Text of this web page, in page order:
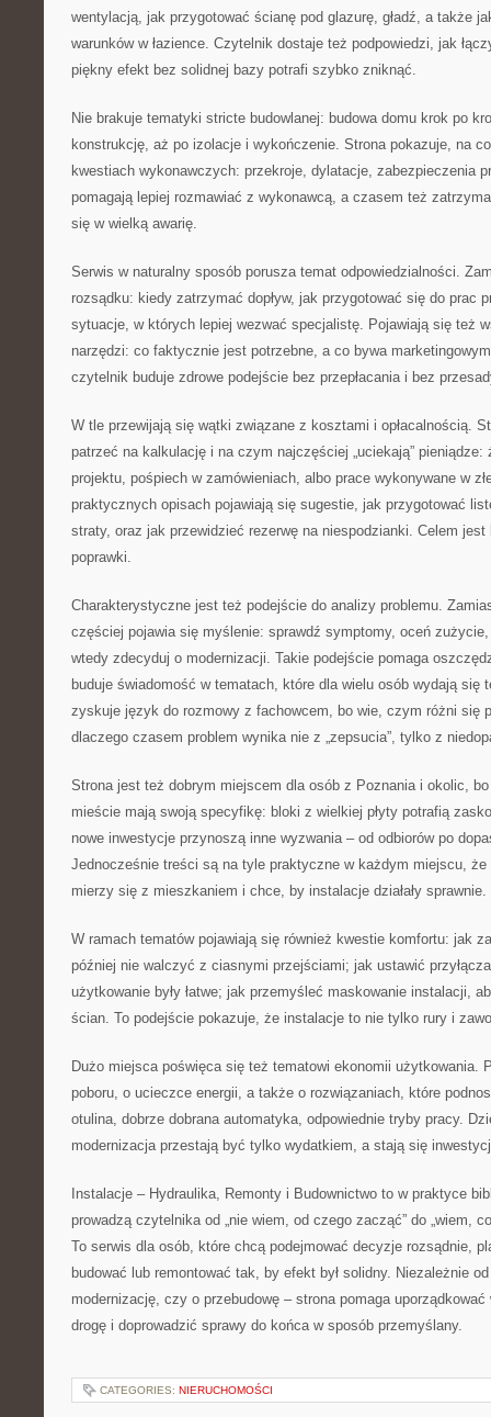
wentylacją, jak przygotować ścianę pod glazurę, gładź, a także
warunków w łazience. Czytelnik dostaje też podpowiedzi, jak
piękny efekt bez solidnej bazy potrafi szybko zniknąć.
Nie brakuje tematyki stricte budowlanej: budowa domu krok po
konstrukcję, aż po izolacje i wykończenie. Strona pokazuje, na
kwestiach wykonawczych: przekroje, dylatacje, zabezpieczenia
pomagają lepiej rozmawiać z wykonawcą, a czasem też
się w wielką awarię.
Serwis w naturalny sposób porusza temat odpowiedzialności.
rozsądku: kiedy zatrzymać dopływ, jak przygotować się do prac
sytuacje, w których lepiej wezwać specjalistę. Pojawiają się też
narzędzi: co faktycznie jest potrzebne, a co bywa
czytelnik buduje zdrowe podejście bez przepłacania i bez
W tle przewijają się wątki związane z kosztami i opłacalnością.
patrzeć na kalkulację i na czym najczęściej „uciekają” pieniądze:
projektu, pośpiech w zamówieniach, albo prace wykonywane w
praktycznych opisach pojawiają się sugestie, jak przygotować
straty, oraz jak przewidzieć rezerwę na niespodzianki. Celem jest
poprawki.
Charakterystyczne jest też podejście do analizy problemu.
częściej pojawia się myślenie: sprawdź symptomy, oceń
wtedy zdecyduj o modernizacji. Takie podejście pomaga
buduje świadomość w tematach, które dla wielu osób wydają się
zyskuje język do rozmowy z fachowcem, bo wie, czym różni się
dlaczego czasem problem wynika nie z „zepsucia”, tylko z
Strona jest też dobrym miejscem dla osób z Poznania i okolic,
mieście mają swoją specyfikę: bloki z wielkiej płyty potrafią
nowe inwestycje przynoszą inne wyzwania – od odbiorów po
Jednocześnie treści są na tyle praktyczne w każdym miejscu,
mierzy się z mieszkaniem i chce, by instalacje działały sprawnie.
W ramach tematów pojawiają się również kwestie komfortu: jak
później nie walczyć z ciasnymi przejściami; jak ustawić
użytkowanie były łatwe; jak przemyśleć maskowanie instalacji,
ścian. To podejście pokazuje, że instalacje to nie tylko rury i
Dużo miejsca poświęca się też tematowi ekonomii użytkowania.
poboru, o ucieczce energii, a także o rozwiązaniach, które
otulina, dobrze dobrana automatyka, odpowiednie tryby pracy.
modernizacja przestają być tylko wydatkiem, a stają się
Instalacje – Hydraulika, Remonty i Budownictwo to w praktyce
prowadzą czytelnika od „nie wiem, od czego zacząć” do „wiem,
To serwis dla osób, które chcą podejmować decyzje rozsądnie,
budować lub remontować tak, by efekt był solidny. Niezależnie
modernizację, czy o przebudowę – strona pomaga uporządkować
drogę i doprowadzić sprawy do końca w sposób przemyślany.
CATEGORIES: NIERUCHOMOŚCI